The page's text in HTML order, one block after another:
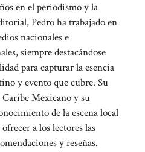
en el periodismo y la
Pedro ha trabajado en
nacionales e
siempre destacándose
para capturar la esencia
y evento que cubre. Su
Mexicano y su
de la escena local
a los lectores las
y reseñas.